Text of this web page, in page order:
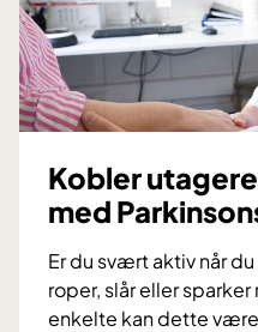
Kobler
med
Er du svært aktiv når
roper, slår eller
enkelte kan dette